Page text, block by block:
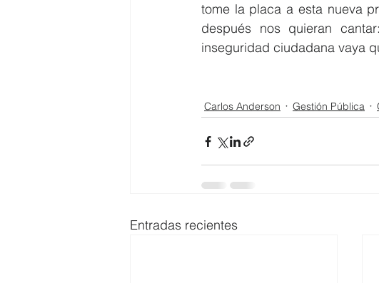
tome la placa a esta nueva
después nos quieran
inseguridad ciudadana vaya
Carlos Anderson Gestión Pública
Entradas recientes